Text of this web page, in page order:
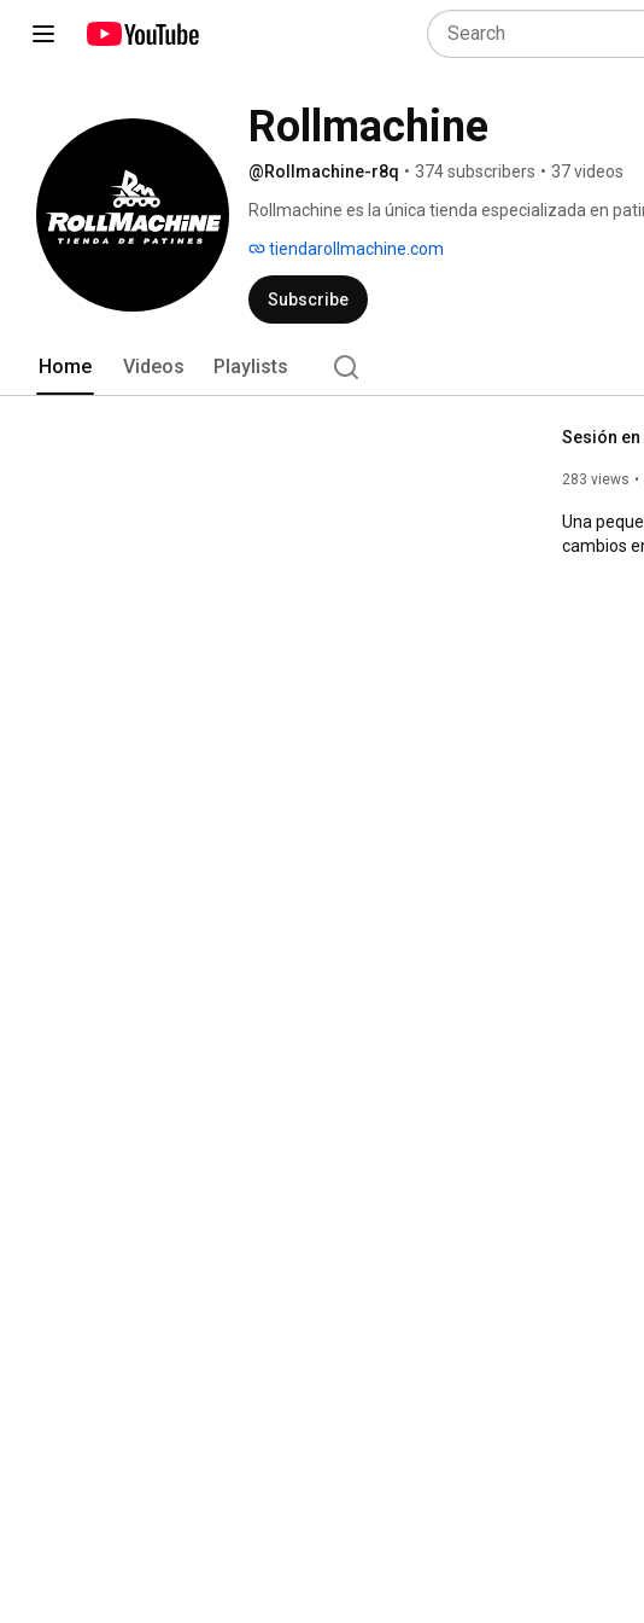
Rollmachine
@Rollmachine-r8q • 374 subscribers • 37 videos
Rollmachine es la única tienda especializada en
mejor precio posible,Tenemos gran variedad de
con las mejores marcas de patinaje del mundo y las
tiendarollmachine.com
Subscribe
Home Videos Playlists
Sesión
283 views
Una
cambios